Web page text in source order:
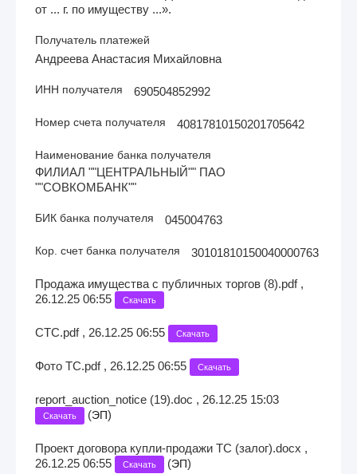
от ... г. по имуществу ...».
Получатель платежей
Андреева Анастасия Михайловна
ИНН получателя 690504852992
Номер счета получателя 40817810150201705642
Наименование банка получателя
ФИЛИАЛ ""ЦЕНТРАЛЬНЫЙ"" ПАО
""СОВКОМБАНК""
БИК банка получателя 045004763
Кор. счет банка получателя 30101810150040000763
Продажа имущества с публичных торгов (8).pdf ,
26.12.25 06:55
Скачать
СТС.pdf , 26.12.25 06:55 Скачать
Фото ТС.pdf , 26.12.25 06:55 Скачать
report_auction_notice (19).doc , 26.12.25 15:03
Скачать (ЭП)
Проект договора купли-продажи ТС (залог).docx ,
26.12.25 06:55
Скачать (ЭП)